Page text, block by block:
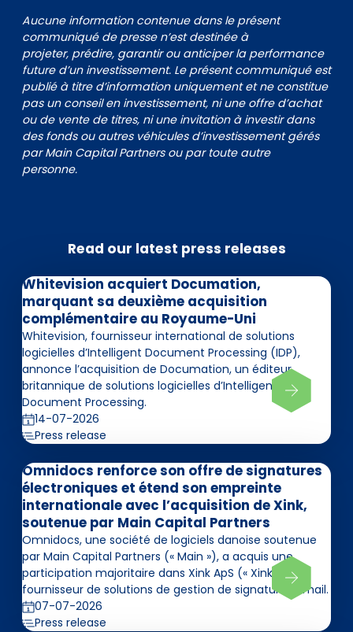
Aucune information contenue dans le présent
communiqué de presse n’est destinée à
projeter, prédire, garantir ou anticiper la performance
future d’un investissement. Le présent communiqué est
publié à titre d’information uniquement et ne constitue
pas un conseil en investissement, ni une offre d’achat
ou de vente de titres, ni une invitation à investir dans
des fonds ou autres véhicules d’investissement gérés
par Main Capital Partners ou par toute autre
personne.
Read our latest press releases
Whitevision acquiert Documation,
marquant sa deuxième acquisition
complémentaire au Royaume-Uni
Whitevision, fournisseur international de solutions
logicielles d’Intelligent Document Processing (IDP),
annonce l’acquisition de Documation, un éditeur
britannique de solutions logicielles d’Intelligent
Document Processing.
14-07-2026
Press release
Omnidocs renforce son offre de signatures
électroniques et étend son empreinte
internationale avec l’acquisition de Xink,
soutenue par Main Capital Partners
Omnidocs, une société de logiciels danoise soutenue
par Main Capital Partners (« Main »), a acquis une
participation majoritaire dans Xink ApS (« Xink »),
fournisseur de solutions de gestion de signatures email.
07-07-2026
Press release